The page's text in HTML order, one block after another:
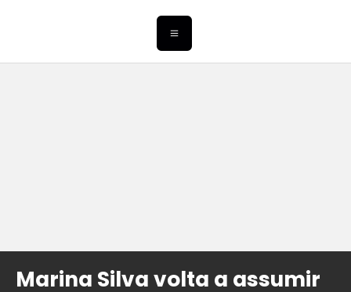
Marina Silva volta a assumir